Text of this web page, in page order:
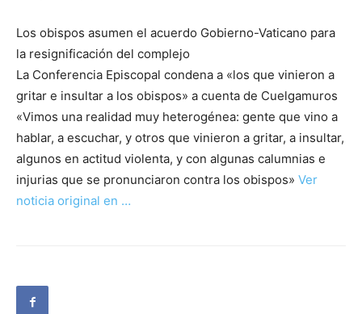
Los obispos asumen el acuerdo Gobierno-Vaticano para
la resignificación del complejo
La Conferencia Episcopal condena a «los que vinieron a
gritar e insultar a los obispos» a cuenta de Cuelgamuros
«Vimos una realidad muy heterogénea: gente que vino a
hablar, a escuchar, y otros que vinieron a gritar, a insultar,
algunos en actitud violenta, y con algunas calumnias e
injurias que se pronunciaron contra los obispos» Ver
noticia original en …